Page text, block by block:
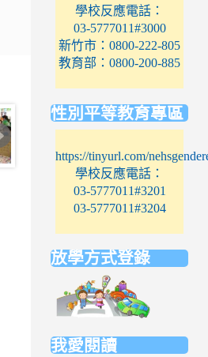
學校反應電話：
03-5777011#3000
新竹市：0800-222-805
教育部：0800-200-885
性別平等教育專區
https://tinyurl.com/
學校反應電話：
03-5777011#3201
03-5777011#3204
放學方式登錄
https://
我愛閱讀